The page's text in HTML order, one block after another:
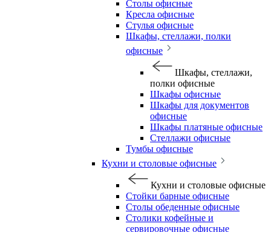
Столы офисные
Кресла офисные
Стулья офисные
Шкафы, стеллажи, полки
офисные
Шкафы, стеллажи,
полки офисные
Шкафы офисные
Шкафы для документов
офисные
Шкафы платяные офисные
Стеллажи офисные
Тумбы офисные
Кухни и столовые офисные
Кухни и столовые офисные
Стойки барные офисные
Столы обеденные офисные
Столики кофейные и
сервировочные офисные